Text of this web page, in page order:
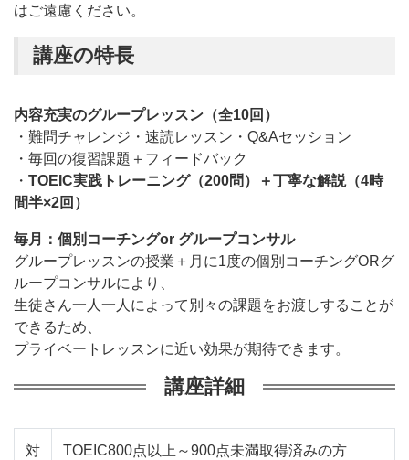
はご遠慮ください。
講座の特長
内容充実のグループレッスン（全10回）
・難問チャレンジ・速読レッスン・Q&Aセッション
・毎回の復習課題＋フィードバック
・ TOEIC実践トレーニング（200問）＋丁寧な解説（4時
間半×2回）
毎月：個別コーチングor グループコンサル
グループレッスンの授業＋月に1度の個別コーチングORグ
ループコンサルにより、
生徒さん一人一人によって別々の課題をお渡しすることが
できるため、
プライベートレッスンに近い効果が期待できます。
講座詳細
対
TOEIC800点以上～900点未満取得済みの方